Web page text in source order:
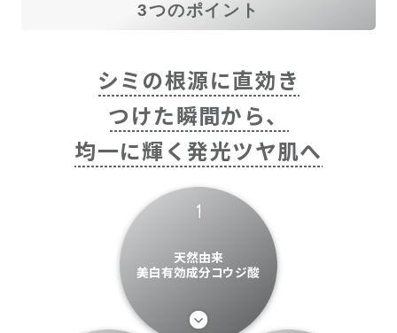
3つのポイント
シミの根源に直効き
つけた瞬間から、
均一に輝く発光ツヤ肌へ
天然由来
美白有効成分コウジ酸